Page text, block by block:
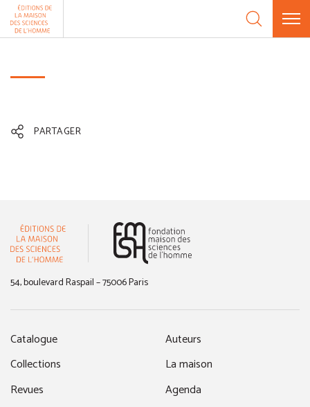
Aller au contenu
PARTAGER
54, boulevard Raspail – 75006 Paris
Catalogue
Collections
Revues
Auteurs
La maison
Agenda
Panneau de gestion des cookies